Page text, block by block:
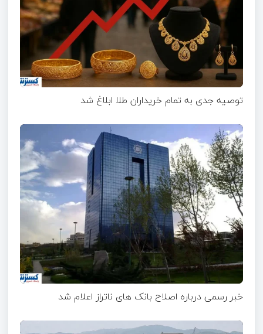
توصیه جدی به تمام خریداران طلا ابلاغ شد
خبر رسمی درباره اصلاح بانک های ناتراز اعلام شد